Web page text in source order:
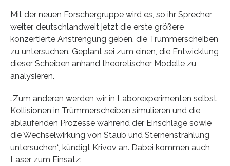
Mit der neuen Forschergruppe wird es, so ihr Sprecher
weiter, deutschlandweit jetzt die erste größere
konzertierte Anstrengung geben, die Trümmerscheiben
zu untersuchen. Geplant sei zum einen, die Entwicklung
dieser Scheiben anhand theoretischer Modelle zu
analysieren.
„Zum anderen werden wir in Laborexperimenten selbst
Kollisionen in Trümmerscheiben simulieren und die
ablaufenden Prozesse während der Einschläge sowie
die Wechselwirkung von Staub und Sternenstrahlung
untersuchen“, kündigt Krivov an. Dabei kommen auch
Laser zum Einsatz: